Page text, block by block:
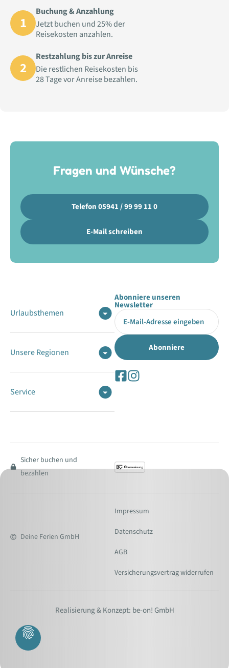
1
Buchung & Anzahlung
Jetzt buchen und 25% der
Reisekosten anzahlen.
2
Restzahlung bis zur Anreise
Die restlichen Reisekosten bis
28 Tage vor Anreise bezahlen.
Fragen und Wünsche?
Telefon 05941 / 99 99 11 0
E-Mail schreiben
Urlaubsthemen
Unsere Regionen
Service
Abonniere unseren
Newsletter
Sicher buchen und
bezahlen
Deine Ferien GmbH
Impressum
Datenschutz
AGB
Versicherungsvertrag widerrufen
Realisierung & Konzept: be-on! GmbH